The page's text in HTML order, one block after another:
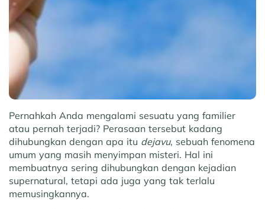
Pernahkah Anda mengalami sesuatu yang familier
atau pernah terjadi? Perasaan tersebut kadang
dihubungkan dengan apa itu dejavu, sebuah fenomena
umum yang masih menyimpan misteri. Hal ini
membuatnya sering dihubungkan dengan kejadian
supernatural, tetapi ada juga yang tak terlalu
memusingkannya.